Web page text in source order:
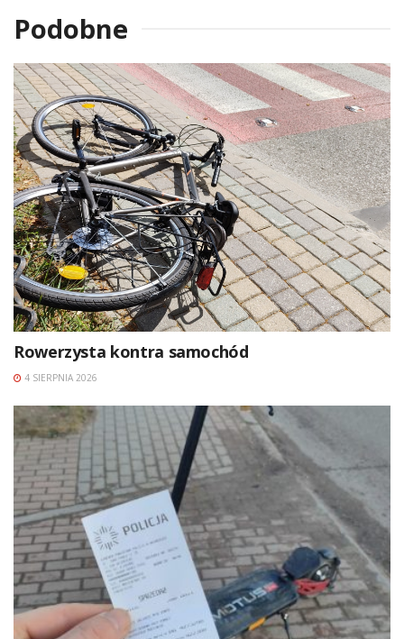
Podobne
Rowerzysta kontra samochód
4 SIERPNIA 2026